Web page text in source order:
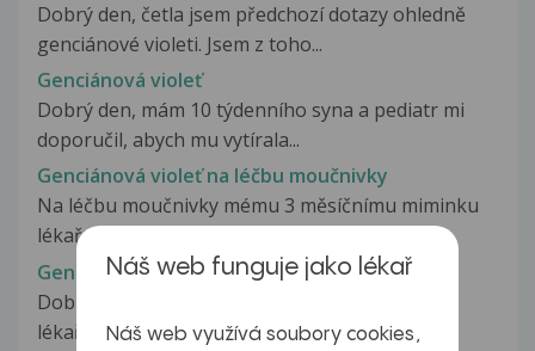
Dobrý den, četla jsem předchozí dotazy ohledně
genciánové violeti. Jsem z toho...
Genciánová violeť
Dobrý den, mám 10 týdenního syna a pediatr mi
doporučil, abych mu vytírala...
Genciánová violeť na léčbu moučnivky
Na léčbu moučnivky mému 3 měsíčnímu miminku
lékař předepsal genciánovou violeť...
Generalizace nádoru
Dobrý den, prosím o vysvětlení a posouzení
lékařské zprávy naší maminky. Maminka...
Náš web funguje jako lékař
Náš web využívá soubory cookies,